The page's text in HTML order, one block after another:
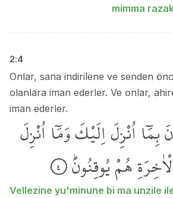
mimma
2:4
Onlar, sana indirilene ve senden
olanlara iman ederler. Ve onlar,
iman ederler.
بِمَٓااُنْزِلَاِلَيْكَوَمَٓااُنْزِلَ
هُمْيُوقِنُونَۜ ٤
Vellezine yu'minune bi ma unzile